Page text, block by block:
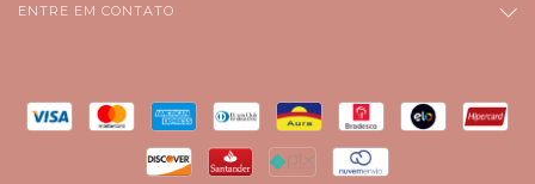
ENTRE EM CONTATO